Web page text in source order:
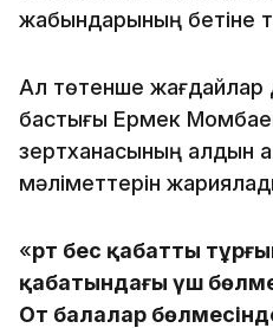
жабындарының бетіне
Ал төтенше жағдайлар
бастығы Ермек
зертханасының алдын
мәліметтерін
«Өрт бес қабатты
қабатындағы үш
От балалар